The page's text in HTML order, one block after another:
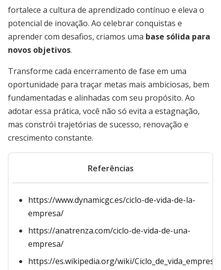
fortalece a cultura de aprendizado contínuo e eleva o
potencial de inovação. Ao celebrar conquistas e
aprender com desafios, criamos uma base sólida para
novos objetivos.
Transforme cada encerramento de fase em uma
oportunidade para traçar metas mais ambiciosas, bem
fundamentadas e alinhadas com seu propósito. Ao
adotar essa prática, você não só evita a estagnação,
mas constrói trajetórias de sucesso, renovação e
crescimento constante.
Referências
https://www.dynamicgc.es/ciclo-de-vida-de-la-
empresa/
https://anatrenza.com/ciclo-de-vida-de-una-
empresa/
https://es.wikipedia.org/wiki/